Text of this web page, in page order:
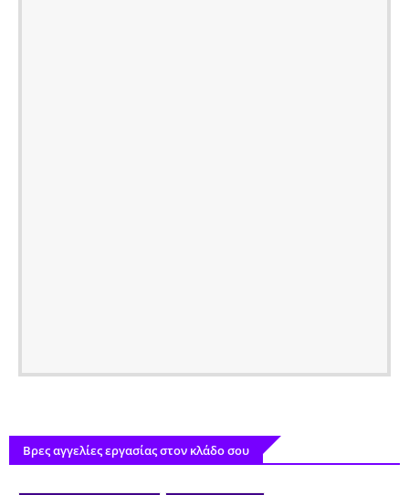
Βρες αγγελίες εργασίας στον κλάδο σου